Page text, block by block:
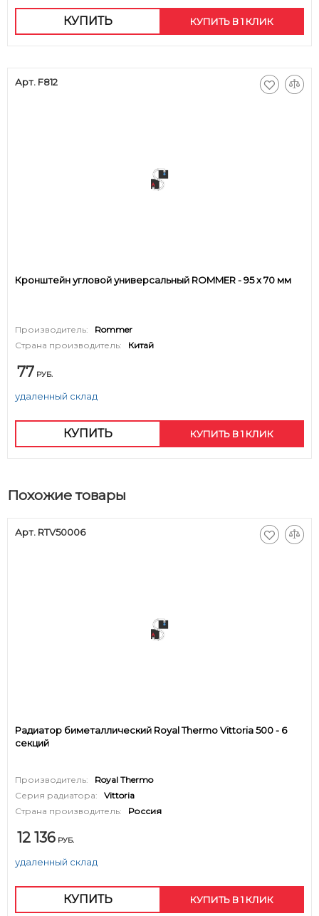
КУПИТЬ КУПИТЬ В 1 КЛИК
Арт. F812
Кронштейн угловой универсальный ROMMER - 95 x 70 мм
Производитель:
Rommer
Страна производитель:
Китай
77 РУБ.
удаленный склад
КУПИТЬ КУПИТЬ В 1 КЛИК
Похожие товары
Арт. RTV50006
Радиатор биметаллический Royal Thermo Vittoria 500 - 6
секций
Производитель:
Royal Thermo
Серия радиатора:
Vittoria
Страна производитель:
Россия
12 136 РУБ.
удаленный склад
КУПИТЬ КУПИТЬ В 1 КЛИК